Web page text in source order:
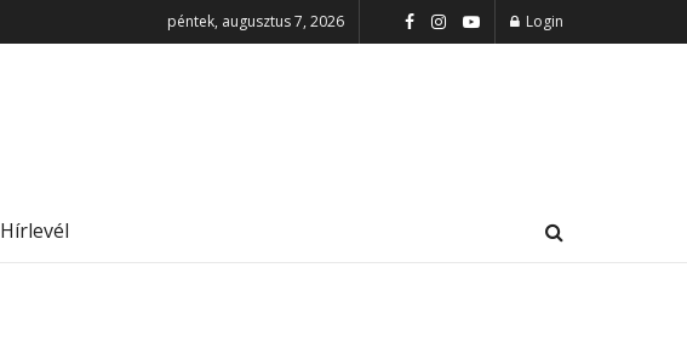
péntek, augusztus 7, 2026 Login
Hírlevél